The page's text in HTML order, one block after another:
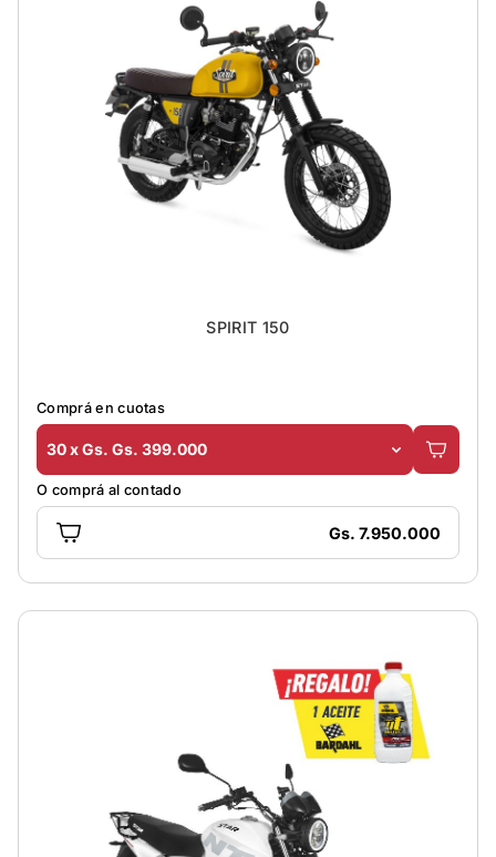
SPIRIT 150
Comprá en cuotas
30 x Gs. Gs. 399.000
O comprá al contado
Gs. 7.950.000